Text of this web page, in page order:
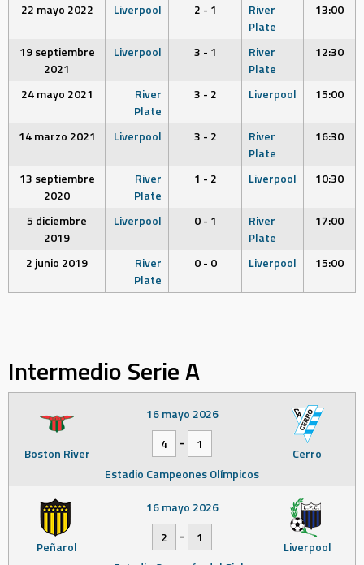
22 mayo 2022 Liverpool 2 - 1
River
Plate
13:00
19 septiembre
2021
Liverpool 3 - 1
River
Plate
12:30
24 mayo 2021
River
Plate
3 - 2 Liverpool 15:00
14 marzo 2021 Liverpool 3 - 2
River
Plate
16:30
13 septiembre
2020
River
Plate
1 - 2 Liverpool 10:30
5 diciembre
2019
Liverpool 0 - 1
River
Plate
17:00
2 junio 2019
River
Plate
0 - 0 Liverpool 15:00
Intermedio Serie A
Boston River Cerro
16 mayo 2026
4
-
1
Estadio Campeones Olímpicos
Peñarol Liverpool
16 mayo 2026
2
-
1